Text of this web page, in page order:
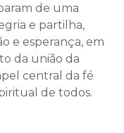
de uma
e partilha,
e esperança, em
da união da
central da fé
de todos.